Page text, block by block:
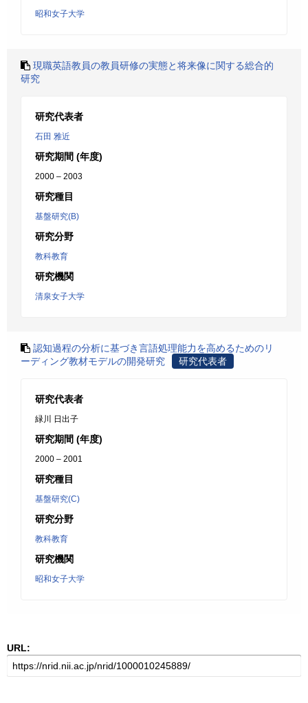
昭和女子大学
現職英語教員の教員研修の実態と将来像に関する総合的
研究
研究代表者
石田 雅近
研究期間 (年度)
2000 – 2003
研究種目
基盤研究(B)
研究分野
教科教育
研究機関
清泉女子大学
認知過程の分析に基づき言語処理能力を高めるためのリ
ーディング教材モデルの開発研究
研究代表者
研究代表者
緑川 日出子
研究期間 (年度)
2000 – 2001
研究種目
基盤研究(C)
研究分野
教科教育
研究機関
昭和女子大学
URL: